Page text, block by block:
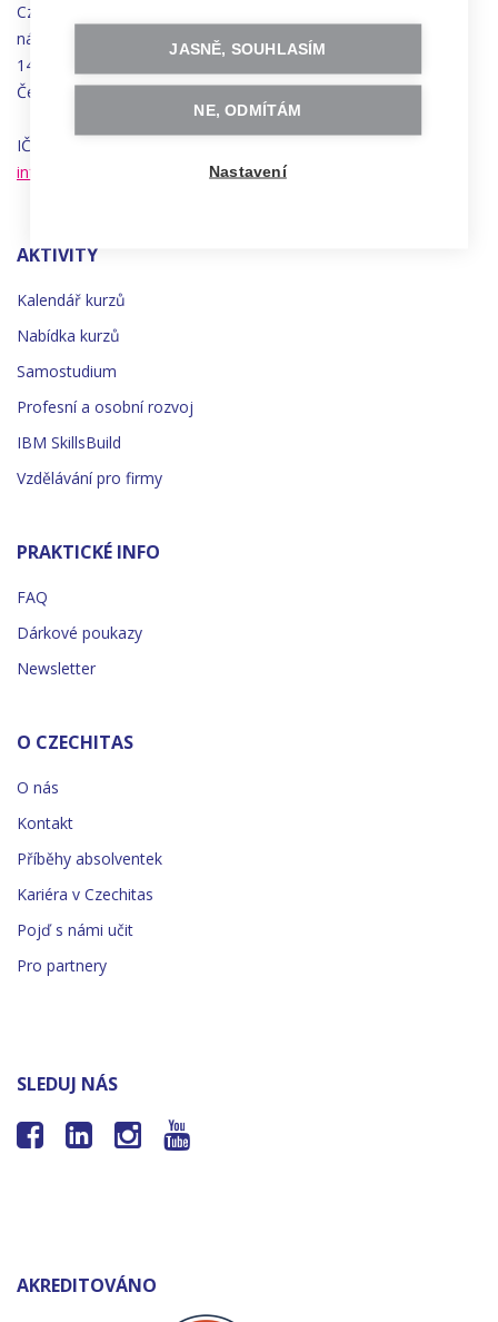
Czechitas, z.ú.
náměstí
Synků 1748/17
140 00 Praha 4 - Nusle
Česká republika
IČO 22834958 | DIČ CZ22834958
info@czechitas.cz
AKTIVITY
Kalendář kurzů
Nabídka kurzů
Samostudium
Profesní a osobní rozvoj
IBM SkillsBuild
Vzdělávání pro firmy
PRAKTICKÉ INFO
FAQ
Dárkové poukazy
Newsletter
O CZECHITAS
O nás
Kontakt
Příběhy absolventek
Kariéra v Czechitas
Pojď s námi učit
Pro partnery
SLEDUJ NÁS
   
AKREDITOVÁNO
JASNĚ, SOUHLASÍM
NE, ODMÍTÁM
Nastavení